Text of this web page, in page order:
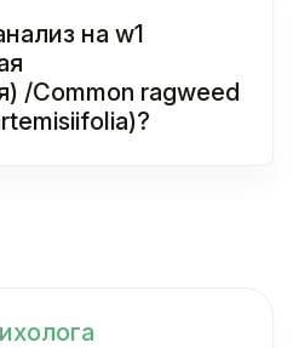
на w1
/Common ragweed